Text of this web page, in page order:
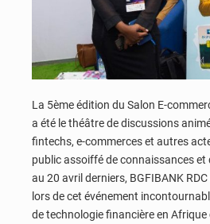
La 5ème édition du Salon E-
a été le théâtre de discussions
fintechs, e-commerces et autres
public assoiffé de connaissances et
au 20 avril derniers, BGFIBANK
lors de cet événement
de technologie financière en Afrique